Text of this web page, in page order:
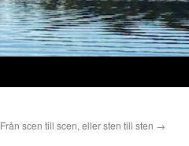
Från scen till scen, eller sten till sten →